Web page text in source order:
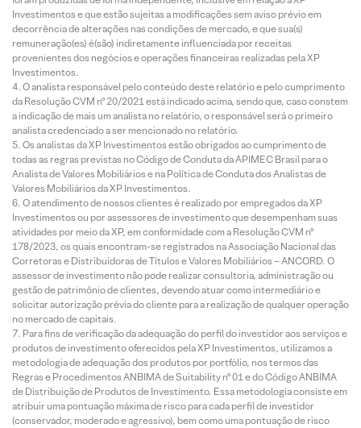
Investimentos e que estão sujeitas a modificações sem aviso prévio em
decorrência de alterações nas condições de mercado, e que sua(s)
remuneração(es) é(são) indiretamente influenciada por receitas
provenientes dos negócios e operações financeiras realizadas pela XP
Investimentos.
O analista responsável pelo conteúdo deste relatório e pelo cumprimento
da Resolução CVM nº 20/2021 está indicado acima, sendo que, caso constem
a indicação de mais um analista no relatório, o responsável será o primeiro
analista credenciado a ser mencionado no relatório.
Os analistas da XP Investimentos estão obrigados ao cumprimento de
todas as regras previstas no Código de Conduta da APIMEC Brasil para o
Analista de Valores Mobiliários e na Política de Conduta dos Analistas de
Valores Mobiliários da XP Investimentos.
O atendimento de nossos clientes é realizado por empregados da XP
Investimentos ou por assessores de investimento que desempenham suas
atividades por meio da XP, em conformidade com a Resolução CVM nº
178/2023, os quais encontram-se registrados na Associação Nacional das
Corretoras e Distribuidoras de Títulos e Valores Mobiliários – ANCORD. O
assessor de investimento não pode realizar consultoria, administração ou
gestão de patrimônio de clientes, devendo atuar como intermediário e
solicitar autorização prévia do cliente para a realização de qualquer operação
no mercado de capitais.
Para fins de verificação da adequação do perfil do investidor aos serviços e
produtos de investimento oferecidos pela XP Investimentos, utilizamos a
metodologia de adequação dos produtos por portfólio, nos termos das
Regras e Procedimentos ANBIMA de Suitability nº 01 e do Código ANBIMA
de Distribuição de Produtos de Investimento. Essa metodologia consiste em
atribuir uma pontuação máxima de risco para cada perfil de investidor
(conservador, moderado e agressivo), bem como uma pontuação de risco